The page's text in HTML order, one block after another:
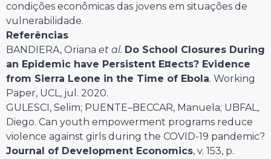
condições econômicas das jovens em situações de
vulnerabilidade.
Referências
BANDIERA, Oriana et al. Do School Closures During
an Epidemic have Persistent E¤ects? Evidence
from Sierra Leone in the Time of Ebola. Working
Paper, UCL, jul. 2020.
GULESCI, Selim; PUENTE–BECCAR, Manuela; UBFAL,
Diego. Can youth empowerment programs reduce
violence against girls during the COVID-19 pandemic?
Journal of Development Economics, v. 153, p.